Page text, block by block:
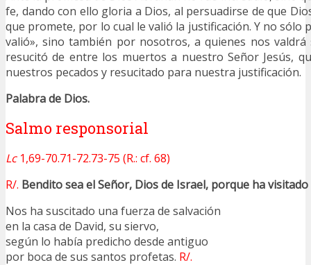
fe, dando con ello gloria a Dios, al persuadirse de que
que promete, por lo cual le valió la justificación. Y no sólo
valió», sino también por nosotros, a quienes nos valdrá
resucitó de entre los muertos a nuestro Señor Jesús,
nuestros pecados y resucitado para nuestra justificación.
Palabra de Dios.
Salmo responsorial
Lc1,69-70.71-72.73-75 (R.: cf. 68)
R/. Bendito sea el Señor, Dios de Israel, porque ha
Nos ha suscitado una fuerza de salvación
en la casa de David, su siervo,
según lo había predicho desde antiguo
por boca de sus santos profetas. R/.